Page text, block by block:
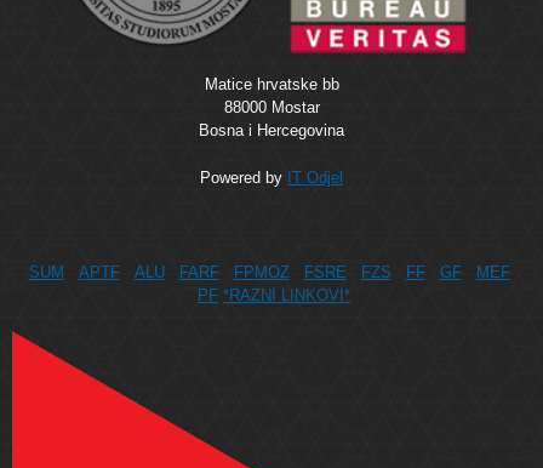
Matice hrvatske bb
88000 Mostar
Bosna i Hercegovina
Powered by IT Odjel
SUM APTF ALU FARF FPMOZ FSRE FZS FF GF
MEF
PF *RAZNI LINKOVI*